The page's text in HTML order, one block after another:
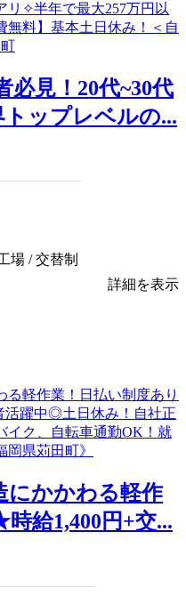
必見！20代~30代
ップレベルの...
場 / 交替制
詳細を表示
にかかわる軽作
給1,400円+交...